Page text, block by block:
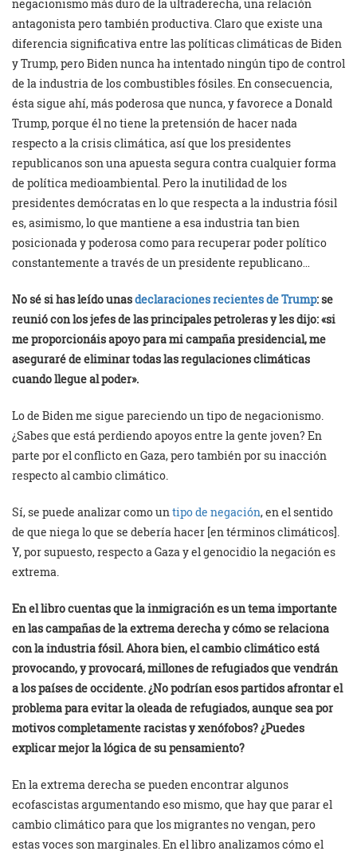
negacionismo más duro de la ultraderecha, una relación
antagonista pero también productiva. Claro que existe una
diferencia significativa entre las políticas climáticas de Biden
y Trump, pero Biden nunca ha intentado ningún tipo de control
de la industria de los combustibles fósiles. En consecuencia,
ésta sigue ahí, más poderosa que nunca, y favorece a Donald
Trump, porque él no tiene la pretensión de hacer nada
respecto a la crisis climática, así que los presidentes
republicanos son una apuesta segura contra cualquier forma
de política medioambiental. Pero la inutilidad de los
presidentes demócratas en lo que respecta a la industria fósil
es, asimismo, lo que mantiene a esa industria tan bien
posicionada y poderosa como para recuperar poder político
constantemente a través de un presidente republicano…
No sé si has leído unasdeclaraciones recientes de Trump: se
reunió con los jefes de las principales petroleras y les dijo: «si
me proporcionáis apoyo para mi campaña presidencial, me
aseguraré de eliminar todas las regulaciones climáticas
cuando llegue al poder».
Lo de Biden me sigue pareciendo un tipo de negacionismo.
¿Sabes que está perdiendo apoyos entre la gente joven? En
parte por el conflicto en Gaza, pero también por su inacción
respecto al cambio climático.
Sí, se puede analizar como untipo de negación, en el sentido
de que niega lo que se debería hacer [en términos climáticos].
Y, por supuesto, respecto a Gaza y el genocidio la negación es
extrema.
En el libro cuentas que la inmigración es un tema importante
en las campañas de la extrema derecha y cómo se relaciona
con la industria fósil. Ahora bien, el cambio climático está
provocando, y provocará, millones de refugiados que vendrán
a los países de occidente. ¿No podrían esos partidos afrontar el
problema para evitar la oleada de refugiados, aunque sea por
motivos completamente racistas y xenófobos? ¿Puedes
explicar mejor la lógica de su pensamiento?
En la extrema derecha se pueden encontrar algunos
ecofascistas argumentando eso mismo, que hay que parar el
cambio climático para que los migrantes no vengan, pero
estas voces son marginales. En el libro analizamos cómo el